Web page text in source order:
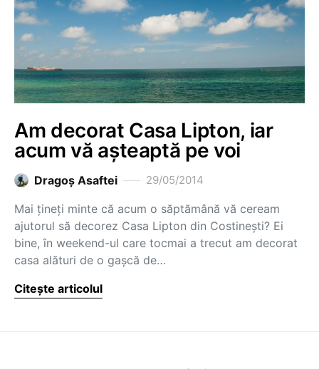
Am decorat Casa Lipton, iar
acum vă așteaptă pe voi
Dragoş Asaftei 29/05/2014
Mai țineți minte că acum o săptămână vă ceream
ajutorul să decorez Casa Lipton din Costinești? Ei
bine, în weekend-ul care tocmai a trecut am decorat
casa alături de o gașcă de…
Citește articolul